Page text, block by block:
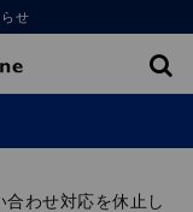
せ
わせ対応を休止し